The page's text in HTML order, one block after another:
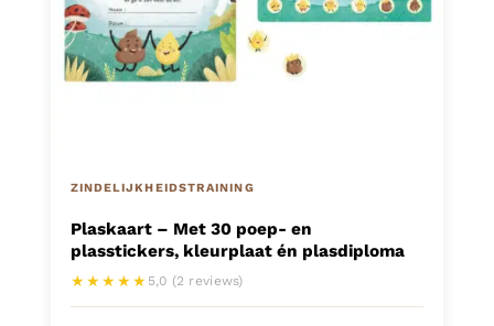
ZINDELIJKHEIDSTRAINING
Plaskaart – Met 30 poep- en
plasstickers, kleurplaat én plasdiploma
★★★★★ 5,0 (2 reviews)